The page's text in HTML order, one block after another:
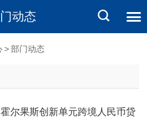
动态
> 部门动态
尔果斯创新单元跨境人民币贷